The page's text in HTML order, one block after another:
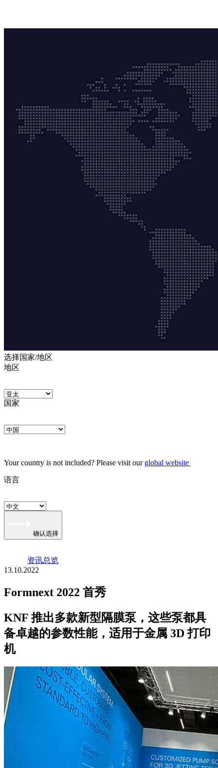
选择国家/地区
地区
国家
Your country is not included? Please visit our global website
语言
确认选择
资讯总览
13.10.2022
Formnext 2022 首秀
KNF 推出多款新型隔膜泵，这些泵都具
备卓越的参数性能，适用于金属 3D 打印
机